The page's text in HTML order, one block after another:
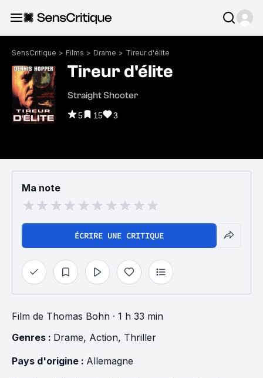
SensCritique > Films > Drame > Tireur d'élite
Tireur d'élite
Straight Shooter
5 15 3
Ma note
ÉCRIRE UNE CRITIQUE
Film de Thomas Bohn · 1 h 33 min
Genres : Drame, Action, Thriller
Pays d'origine : Allemagne